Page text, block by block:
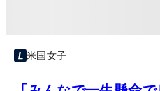
米国女子